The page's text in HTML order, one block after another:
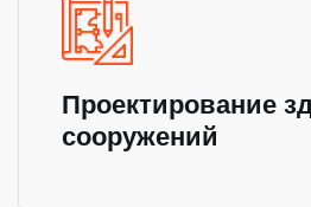
Проектирование
сооружений